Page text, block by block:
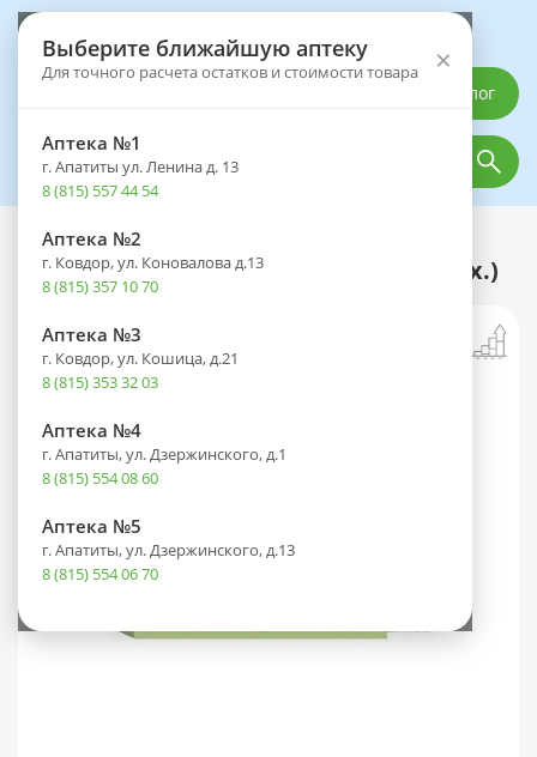
Выберите ближайшую аптеку
Для точного расчета остатков и стоимости товара ×
Аптека №1
г. Апатиты ул. Ленина д. 13
8 (815) 557 44 54
Аптека №2
г. Ковдор, ул. Коновалова д.13
8 (815) 357 10 70
Аптека №3
г. Ковдор, ул. Кошица, д.21
8 (815) 353 32 03
Аптека №4
г. Апатиты, ул. Дзержинского, д.1
8 (815) 554 08 60
Аптека №5
г. Апатиты, ул. Дзержинского, д.13
8 (815) 554 06 70
Каталог
Каталог Лекарственные препараты
Нео-Ангин таб. д/рассас. №16 (без сах.)